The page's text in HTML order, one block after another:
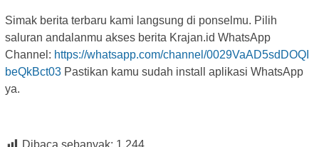
Simak berita terbaru kami langsung di ponselmu. Pilih
saluran andalanmu akses berita Krajan.id WhatsApp
Channel: https://whatsapp.com/channel/0029VaAD5sdDOQI
beQkBct03 Pastikan kamu sudah install aplikasi WhatsApp
ya.